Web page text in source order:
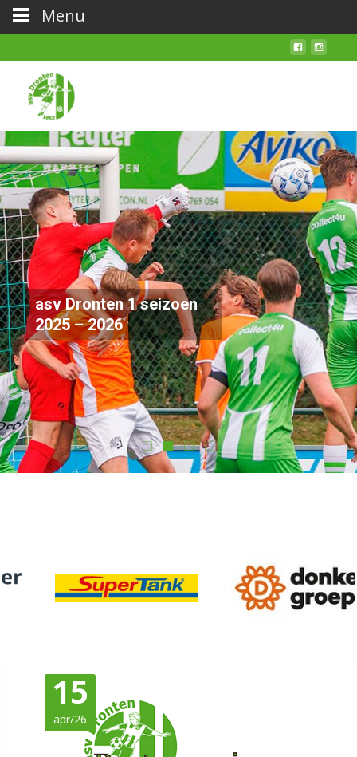
asv Dronten 1 seizoen
2025 – 2026
Programma & informatie 1e Elftal
15
apr/26
Menu